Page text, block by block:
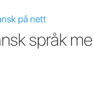
på nett
språk